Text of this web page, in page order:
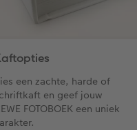
een zachte, harde of
en geef jouw
FOTOBOEK een uniek